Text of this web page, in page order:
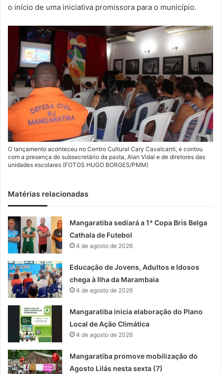
o início de uma iniciativa promissora para o município.
O lançamento aconteceu no Centro Cultural Cary Cavalcanti, e contou
com a presença do subsecretário da pasta, Alan Vidal e de diretores das
unidades escolares (FOTOS HUGO BORGES/PMM)
Matérias relacionadas
Mangaratiba sediará a 1ª Copa Bris Belga
Cathala de Futebol
4 de agosto de 2026
Educação de Jovens, Adultos e Idosos
chega à Ilha da Marambaia
4 de agosto de 2026
Mangaratiba inicia elaboração do Plano
Local de Ação Climática
4 de agosto de 2026
Mangaratiba promove mobilização do
Agosto Lilás nesta sexta (7)